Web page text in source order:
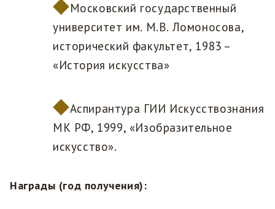
Московский государственный
университет им. М.В. Ломоносова,
исторический факультет, 1983 –
«История искусства»
Аспирантура ГИИ Искусствознания
МК РФ, 1999, «Изобразительное
искусство».
Награды (год получения):